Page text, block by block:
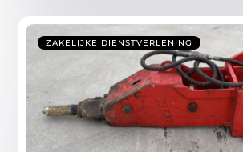
ZAKELIJKE DIENSTVERLENING